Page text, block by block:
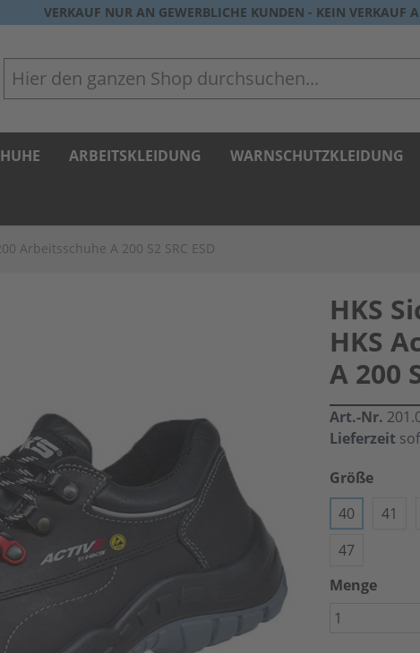
VERKAUF NUR AN GEWERBLICHE KUNDEN - KEIN VERKAUF
Hier den ganzen Shop durchsuchen...
ARBEITSKLEIDUNG WARNSCHUTZKLEIDUNG
Arbeitsschuhe A 200 S2 SRC ESD
HKS
HKS
A 200
Art.-Nr.
Lieferzeit
Größe
40
41
47
Menge